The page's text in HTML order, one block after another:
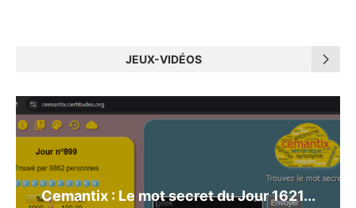
JEUX-VIDÉOS
Cemantix : Le mot secret du Jour 1621...